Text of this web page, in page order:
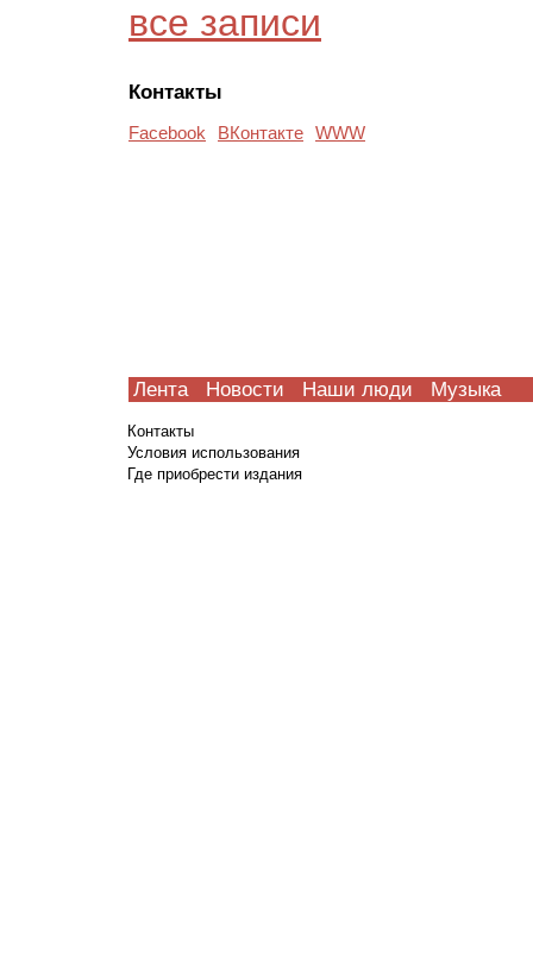
все записи
Контакты
Facebook ВКонтакте WWW
Лента Новости Наши люди Музыка
Контакты
Условия использования
Где приобрести издания